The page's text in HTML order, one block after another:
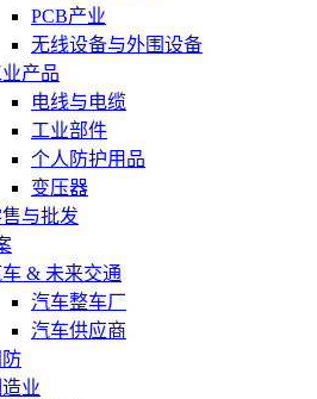
PCB产业
无线设备与外围设备
产品
电线与电缆
工业部件
个人防护用品
变压器
与批发
& 未来交通
汽车整车厂
汽车供应商
防
业